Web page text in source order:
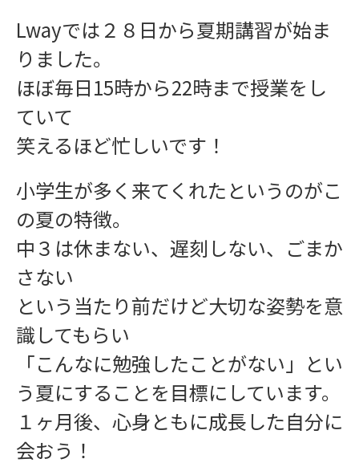
Lwayでは２８日から夏期講習が始ま
りました。
ほぼ毎日15時から22時まで授業をし
ていて
笑えるほど忙しいです！
小学生が多く来てくれたというのがこ
の夏の特徴。
中３は休まない、遅刻しない、ごまか
さない
という当たり前だけど大切な姿勢を意
識してもらい
「こんなに勉強したことがない」とい
う夏にすることを目標にしています。
１ヶ月後、心身ともに成長した自分に
会おう！